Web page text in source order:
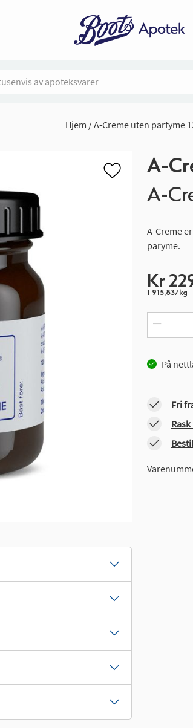
Hjem A-Creme uten parfyme
A-
A-
A-Creme
paryme.
Kr
1 915,83/kg
På
Fri